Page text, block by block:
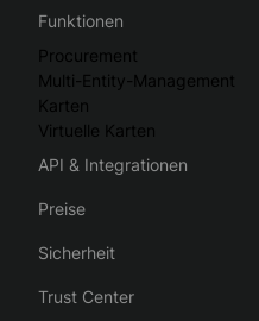
Funktionen
Procurement
Multi-Entity-Management
Karten
Virtuelle Karten
API & Integrationen
Preise
Sicherheit
Trust Center